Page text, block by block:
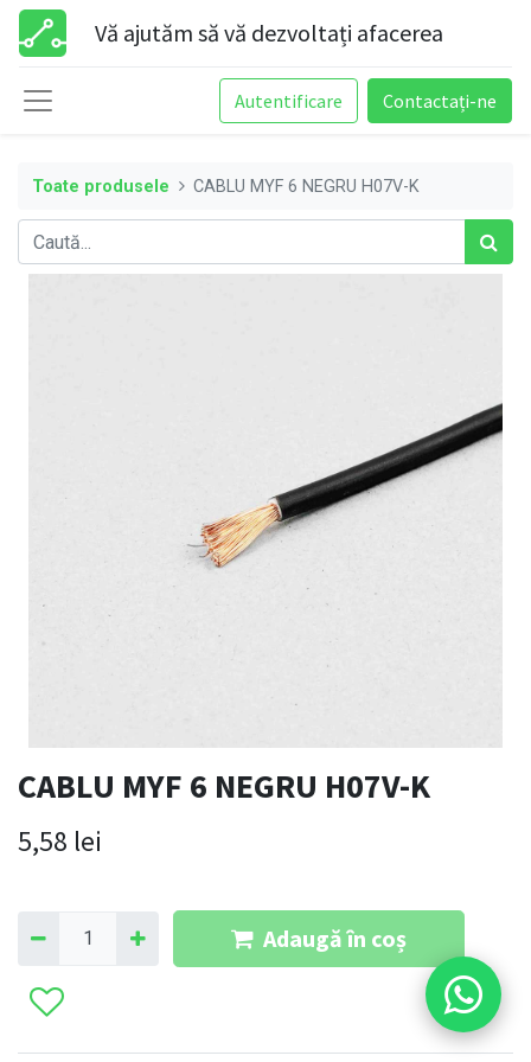
Vă ajutăm să vă dezvoltați afacerea
Autentificare Contactați-ne
Toate produsele CABLU MYF 6 NEGRU H07V-K
CABLU MYF 6 NEGRU H07V-K
5,58 lei
Adaugă în coș